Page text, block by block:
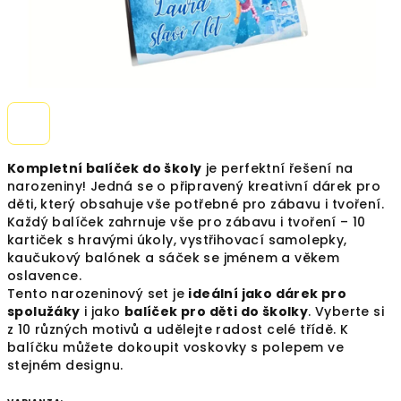
Kompletní balíček do školy je perfektní řešení na
narozeniny! Jedná se o připravený kreativní dárek pro
děti, který obsahuje vše potřebné pro zábavu i tvoření.
Každý balíček zahrnuje vše pro zábavu i tvoření – 10
kartiček s hravými úkoly, vystřihovací samolepky,
kaučukový balónek a sáček se jménem a věkem
oslavence.
Tento narozeninový set je ideální jako dárek pro
spolužáky i jako balíček pro děti do školky. Vyberte si
z 10 různých motivů a udělejte radost celé třídě. K
balíčku můžete dokoupit voskovky s polepem ve
stejném designu.